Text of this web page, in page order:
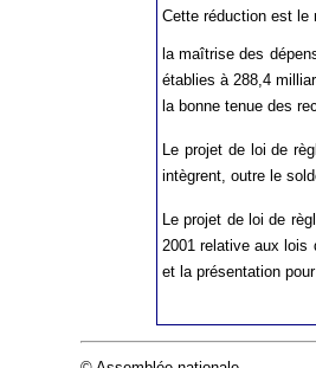
Cette réduction est le
la maîtrise des
établies à 288,4
la bonne tenue des
Le projet de loi de
intègrent, outre le
Le projet de loi de
2001 relative aux lois
et la présentation